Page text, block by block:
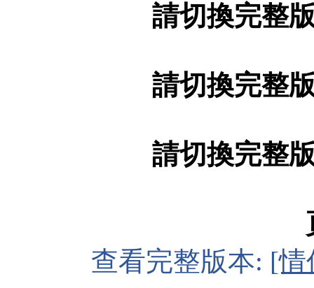
請切換完整
請切換完整
請切換完整
查看完整版本: [情